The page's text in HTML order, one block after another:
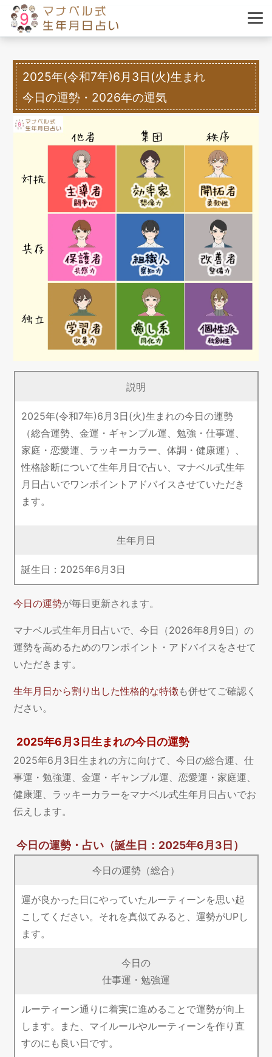
2025年(令和7年)6月3日(火)生まれ
今日の運勢・2026年の運気
説明
2025年(令和7年)6月3日(火)生まれの今日の運勢
（総合運勢、金運・ギャンブル運、勉強・仕事運、
家庭・恋愛運、ラッキーカラー、体調・健康運）、
性格診断について生年月日で占い、マナベル式生年
月日占いでワンポイントアドバイスさせていただき
ます。
生年月日
誕生日： 2025年6 月 3日
今日の運勢が毎日更新されます。
マナベル式生年月日占いで、今日（2026年8月9日）の
運勢を高めるためのワンポイント・アドバイスをさせて
いただきます。
生年月日から割り出した性格的な特徴も併せてご確認く
ださい。
2025年6月3日生まれの今日の運勢
2025年6月3日生まれの方に向けて、今日の総合運、仕
事運・勉強運、金運・ギャンブル運、恋愛運・家庭運、
健康運、ラッキーカラーをマナベル式生年月日占いでお
伝えします。
今日の運勢・占い（誕生日：2025年6月3日）
今日の運勢（総合）
運が良かった日にやっていたルーティーンを思い起
こしてください。それを真似てみると、運勢がUPし
ます。
今日の
仕事運・勉強運
ルーティーン通りに着実に進めることで運勢が向上
します。また、マイルールやルーティーンを作り直
すのにも良い日です。